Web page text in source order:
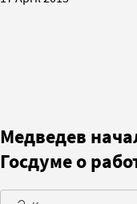
Медведев
Госдуме о